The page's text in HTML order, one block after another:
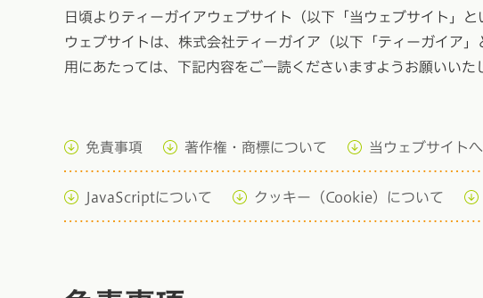
日頃よりティーガイアウェブサイト（以下「当ウェブサイト」
ウェブサイトは、株式会社ティーガイア（以下「ティーガイア
用にあたっては、下記内容をご一読くださいますようお願いいた
免責事項 著作権・商標について 当ウェブサイト
JavaScriptについて クッキー（Cookie）について